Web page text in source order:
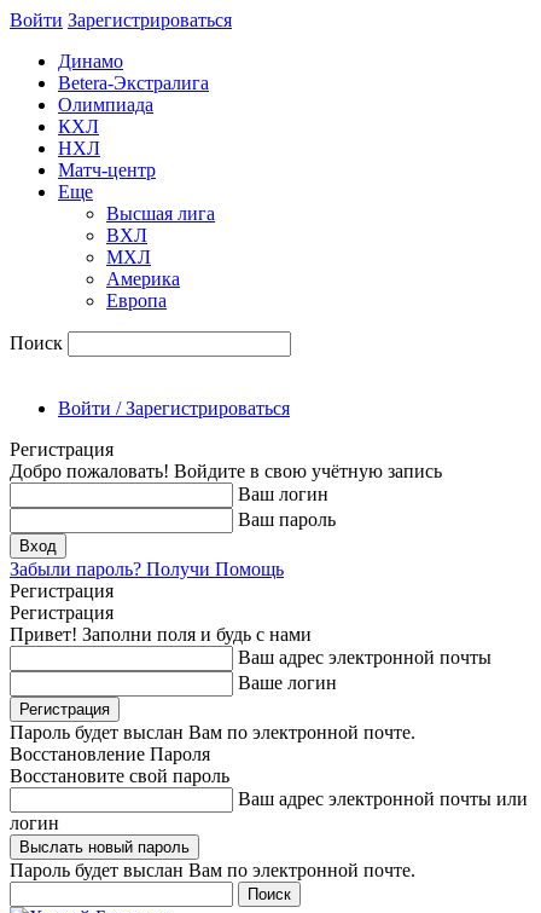
Войти Зарегиcтрироваться
Динамо
Betera-Экстралига
Олимпиада
КХЛ
НХЛ
Матч-центр
Еще
Высшая лига
ВХЛ
МХЛ
Америка
Европа
Поиск
Войти / Зарегистрироваться
Регистрация
Добро пожаловать! Войдите в свою учётную запись
Ваш логин
Ваш пароль
Забыли пароль? Получи Помощь
Регистрация
Регистрация
Привет! Заполни поля и будь с нами
Ваш адрес электронной почты
Ваше логин
Пароль будет выслан Вам по электронной почте.
Восстановление Пароля
Восстановите свой пароль
Ваш адрес электронной почты или
логин
Пароль будет выслан Вам по электронной почте.